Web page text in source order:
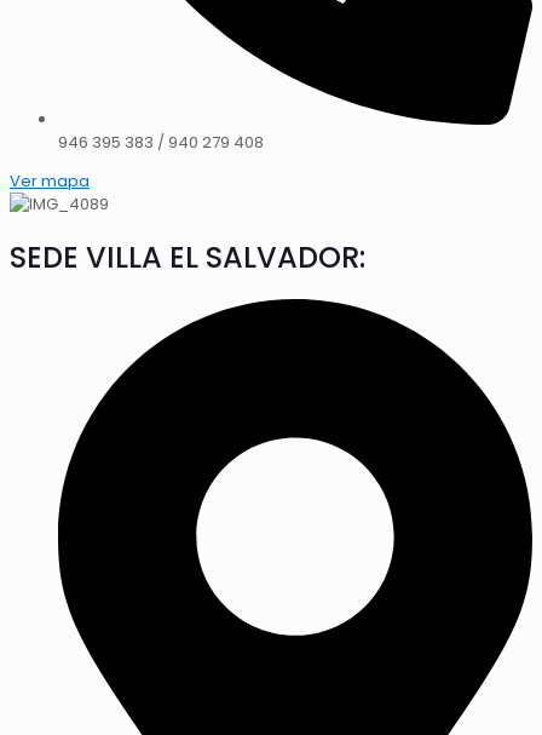
946 395 383 / 940 279 408
Ver mapa
SEDE VILLA EL SALVADOR: